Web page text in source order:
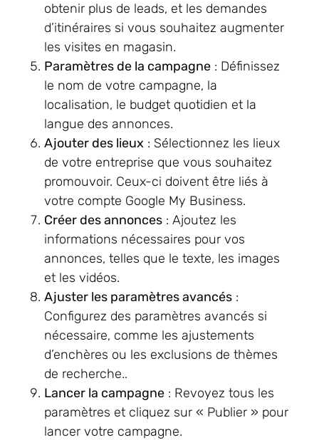
obtenir plus de leads, et les demandes
d’itinéraires si vous souhaitez augmenter
les visites en magasin.
Paramètres de la campagne : Définissez
le nom de votre campagne, la
localisation, le budget quotidien et la
langue des annonces.
Ajouter des lieux : Sélectionnez les lieux
de votre entreprise que vous souhaitez
promouvoir. Ceux-ci doivent être liés à
votre compte Google My Business.
Créer des annonces : Ajoutez les
informations nécessaires pour vos
annonces, telles que le texte, les images
et les vidéos.
Ajuster les paramètres avancés :
Configurez des paramètres avancés si
nécessaire, comme les ajustements
d’enchères ou les exclusions de thèmes
de recherche..
Lancer la campagne : Revoyez tous les
paramètres et cliquez sur « Publier » pour
lancer votre campagne.